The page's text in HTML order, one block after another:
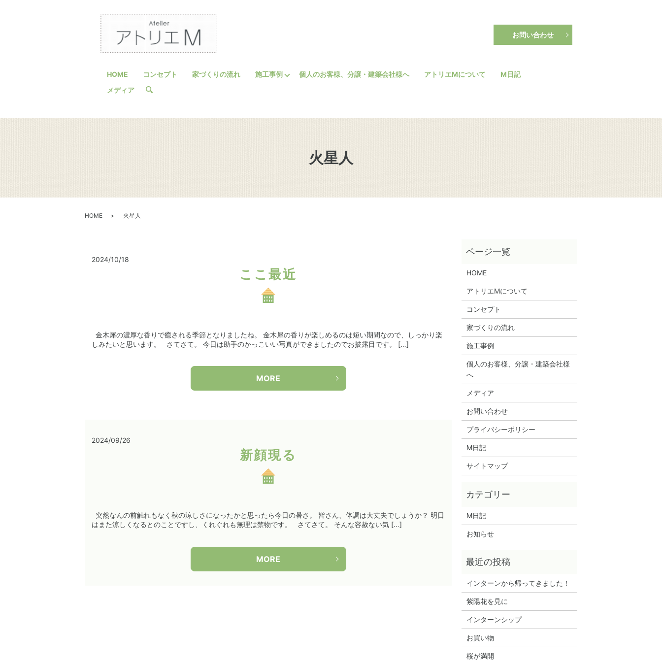
HOME コンセプト 家づくりの流れ 施工事例 個人のお客様、分譲・建築会社様へ アトリエMについて
M日記
メディア
search
お問い合わせ
火星人
HOME 火星人
2024/10/18
ここ最近
金木犀の濃厚な香りで癒される季節となりましたね。 金木犀の香りが楽しめるのは短い期間なので、しっかり楽
しみたいと思います。 さてさて。 今日は助手のかっこいい写真ができましたのでお披露目です。 […]
MORE
2024/09/26
新顔現る
突然なんの前触れもなく秋の涼しさになったかと思ったら今日の暑さ。 皆さん、体調は大丈夫でしょうか？ 明日
はまた涼しくなるとのことですし、くれぐれも無理は禁物です。 さてさて。 そんな容赦ない気 […]
MORE
HOME
アトリエMについて
コンセプト
家づくりの流れ
施工事例
個人のお客様、分譲・建築会社様
へ
メディア
お問い合わせ
プライバシーポリシー
M日記
サイトマップ
M日記
お知らせ
インターンから帰ってきました！
紫陽花を見に
インターンシップ
お買い物
桜が満開